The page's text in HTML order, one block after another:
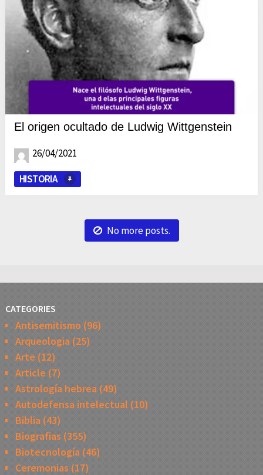
El origen ocultado de Ludwig Wittgenstein
26/04/2021
HISTORIA
No more posts.
CATEGORIES
Antisemitismo (96)
Arqueologia(25)
Arte (12)
Article (7)
Astrología hebrea(49)
Autodefensa intelectual (10)
Biblia(43)
Biografias (355)
Biotecnología(46)
Ceremonias (17)